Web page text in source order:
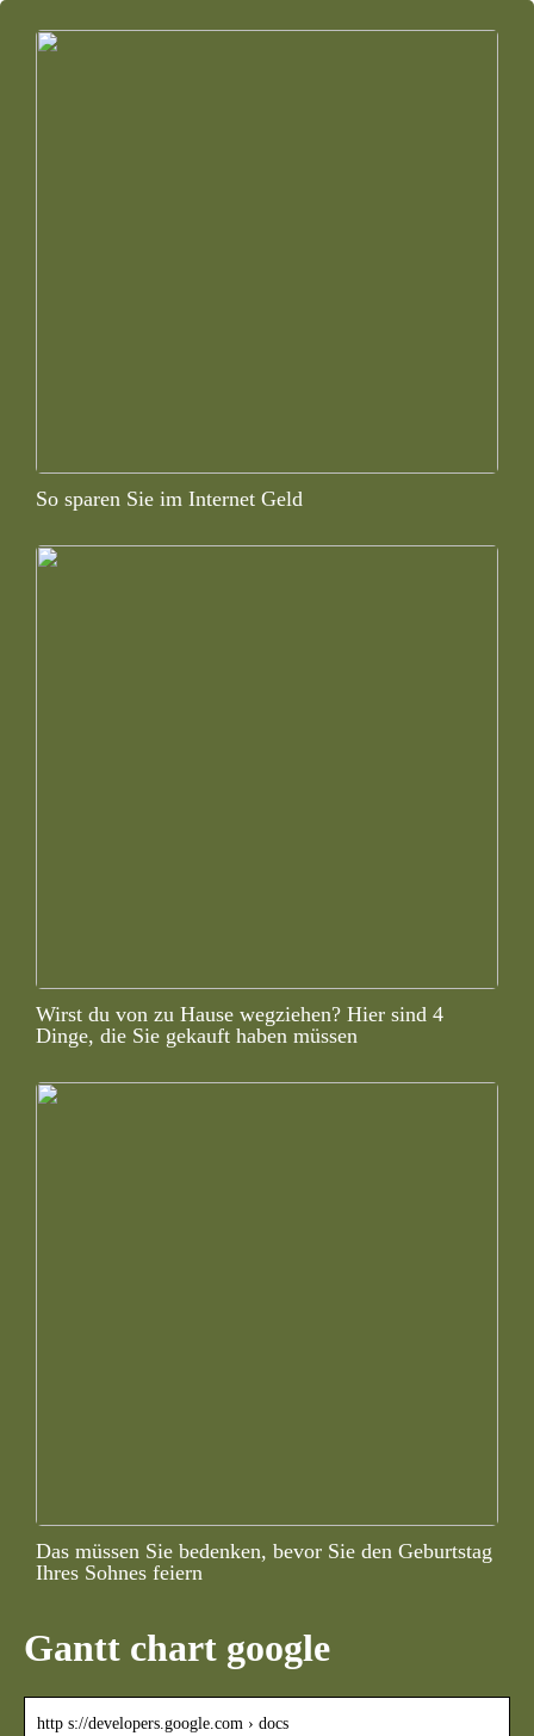
So sparen Sie im Internet Geld
Wirst du von zu Hause wegziehen? Hier sind 4
Dinge, die Sie gekauft haben müssen
Das müssen Sie bedenken, bevor Sie den Geburtstag
Ihres Sohnes feiern
Gantt chart google
http s://developers.google.com › docs